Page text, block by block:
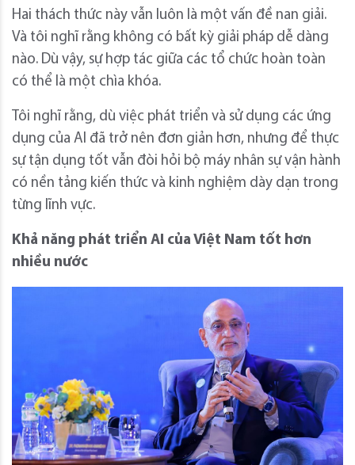
Hai thách thức này vẫn luôn là một vấn đề nan giải.
Và tôi nghĩ rằng không có bất kỳ giải pháp dễ dàng
nào. Dù vậy, sự hợp tác giữa các tổ chức hoàn toàn
có thể là một chìa khóa.
Tôi nghĩ rằng, dù việc phát triển và sử dụng các ứng
dụng của AI đã trở nên đơn giản hơn, nhưng để thực
sự tận dụng tốt vẫn đòi hỏi bộ máy nhân sự vận hành
có nền tảng kiến thức và kinh nghiệm dày dạn trong
từng lĩnh vực.
Khả năng phát triển AI của Việt Nam tốt hơn
nhiều nước